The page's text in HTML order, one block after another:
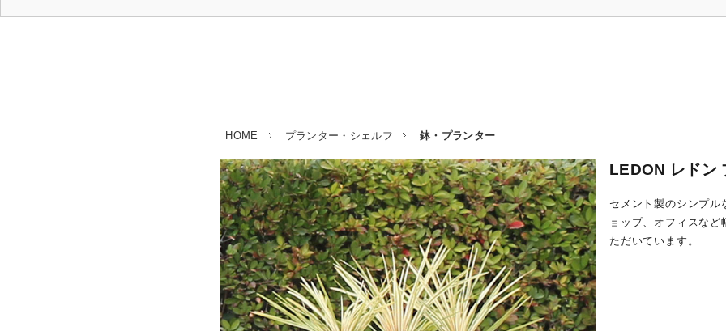
HOME プランター・シェルフ 鉢・プランター
LEDON レドン
セメント製のシンプル
ョップ、オフィスな
ただいています。